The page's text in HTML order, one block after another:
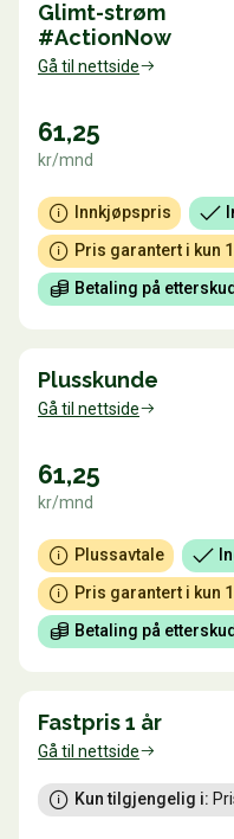
Glimt-strøm
#ActionNow
Gå til nettside
61,25
kr/mnd
Innkjøpspris
Pris garantert i kun
Betaling på
Plusskunde
Gå til nettside
61,25
kr/mnd
Plussavtale
Pris garantert i kun
Betaling på
Fastpris 1 år
Gå til nettside
Kun tilgjengelig i: